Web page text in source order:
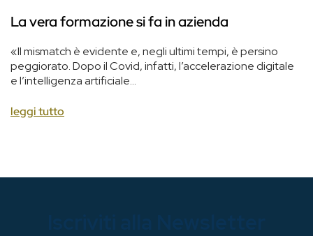
La vera formazione si fa in azienda
«Il mismatch è evidente e, negli ultimi tempi, è persino
peggiorato. Dopo il Covid, infatti, l’accelerazione digitale
e l’intelligenza artificiale...
leggi tutto